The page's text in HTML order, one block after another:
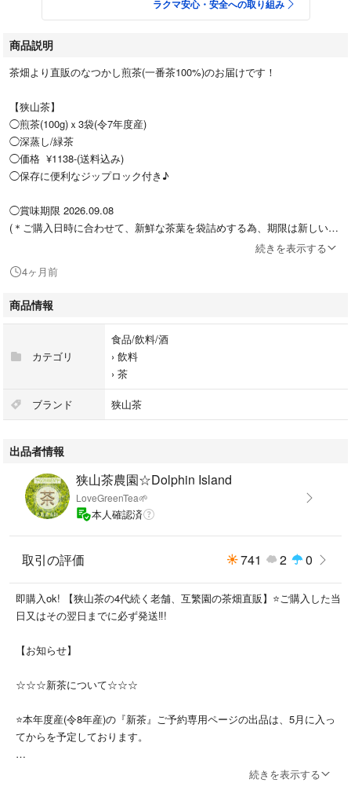
ラクマ安心・安全への取り組み
商品説明
茶畑より直販のなつかし煎茶(一番茶100%)のお届けです！
【狭山茶】
◯煎茶(100g)ｘ3袋(令7年度産)
◯深蒸し/緑茶
◯価格 ¥1138-(送料込み)
◯保存に便利なジップロック付き♪
◯賞味期限 2026.09.08
(＊ご購入日時に合わせて、新鮮な茶葉を袋詰めする為、期限は新しいも
#互繁園の狭山茶セット商品一覧はこちら
↑こちらよりご覧になれます☆
⭐️代々引き継がれたこだわりの味と『毎日飲めるいつもより美味しいお
茶』を目指し皆さまにご満足いただけるよう新鮮なお茶をお届けしていま
す☆代々続く互繁園の味を是非お楽しみください♪
◎互繁園オリジナル『なつかし煎茶』
7年度産、販売開始です！！
☆互繁園のお茶豆知識☆
一番茶葉を深蒸しし、昔ながらのガラ(現在は、ほぼ見かけない道具とな
りました。)という茶葉を煎る機械を使い、互繁園の生産者による長年の
経験と勘により絶妙な火加減を見極めながら、ていねいに時間をかけて仕
上げました。
春の一番煎茶より深煎りな為、美味しさも長持ちします。
昔ながらの製法により仕上げたものなので、どこかなつかしい味や香りも
引き立ちます。このような風味から『なつかし煎茶』と命名されました♪
【美味しく淹れる為に】
続きを表示する
4ヶ月前
商品情報
カテゴリ
食品/飲料/酒
› 飲料
› 茶
ブランド 狭山茶
出品者情報
狭山茶農園☆Dolphin Island
LoveGreenTea🌱
本人確認済
取引の評価 741 2 0
即購入ok! 【狭山茶の4代続く老舗、互繁園の茶畑直販】⭐️ご購入した当
日又はその翌日までに必ず発送‼︎!
【お知らせ】
☆☆☆新茶について☆☆☆
⭐️本年度産(令8年産)の『新茶』ご予約専用ページの出品は、5月に入っ
てからを予定しております。
⭐️本年度産(令8年産)の販売価格は検討中です。出来る限り皆さまへのご
続きを表示する